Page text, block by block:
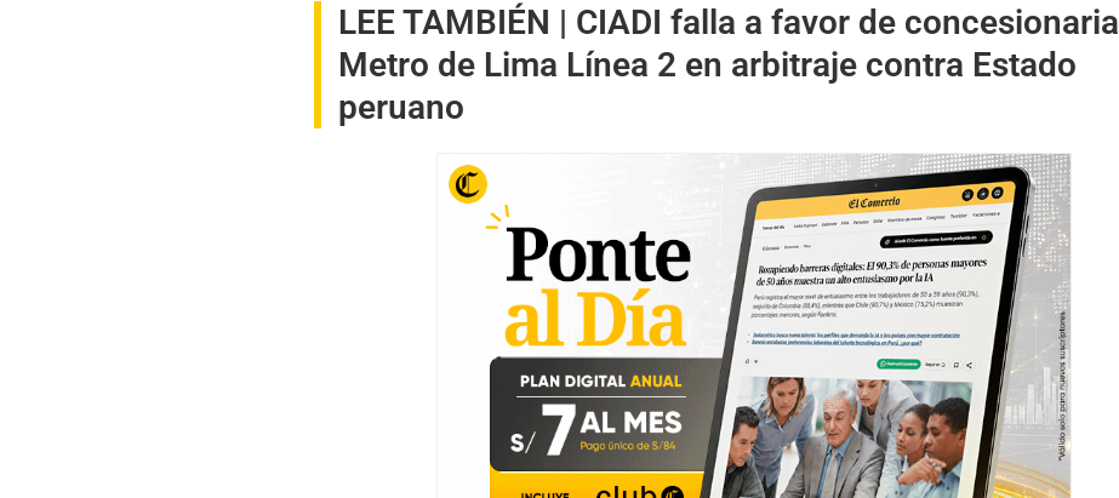
LEE TAMBIÉN | CIADI falla a favor de concesionaria
Metro de Lima Línea 2 en arbitraje contra Estado
peruano